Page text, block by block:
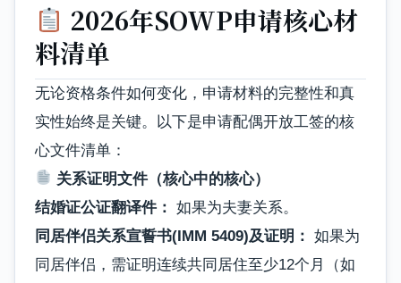
2026年SOWP申请核心材
料清单
无论资格条件如何变化，申请材料的完整性和真
实性始终是关键。以下是申请配偶开放工签的核
心文件清单：
关系证明文件（核心中的核心）
结婚证公证翻译件： 如果为夫妻关系。
同居伴侣关系宣誓书(IMM 5409)及证明： 如果为
同居伴侣，需证明连续共同居住至少12个月（如